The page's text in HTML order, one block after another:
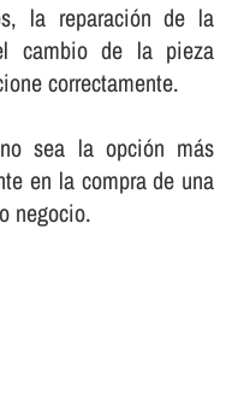
la reparación de la
cambio de la pieza
correctamente.
sea la opción más
en la compra de una
negocio.